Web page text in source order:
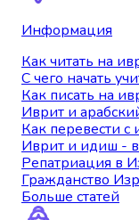
Информация
Как читать на
С чего начать
Как писать на
Иврит и
Как перевести с
Иврит и идиш -
Репатриация в
Гражданство
Больше статей